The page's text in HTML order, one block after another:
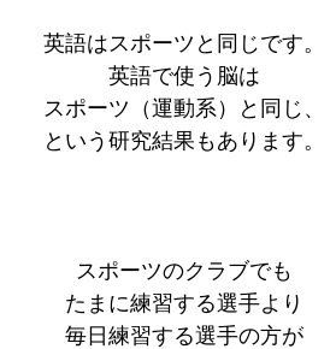
英語はスポーツと同じです。
英語で使う脳は
スポーツ（運動系）と同じ、
という研究結果もあります。
スポーツのクラブでも
たまに練習する選手より
毎日練習する選手の方が